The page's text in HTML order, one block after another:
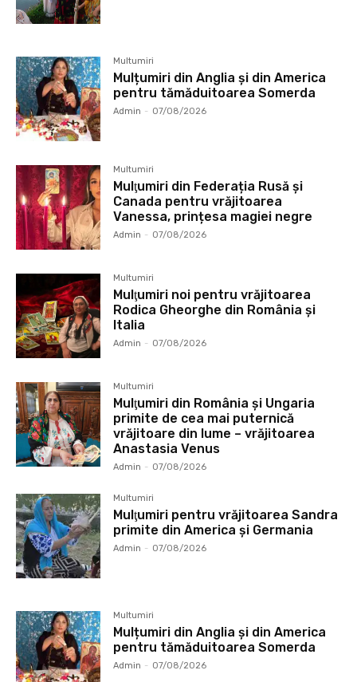
Multumiri
Mulțumiri din Anglia și din America
pentru tămăduitoarea Somerda
Admin - 07/08/2026
Multumiri
Mulţumiri din Federația Rusă și
Canada pentru vrăjitoarea
Vanessa, prințesa magiei negre
Admin - 07/08/2026
Multumiri
Mulţumiri noi pentru vrăjitoarea
Rodica Gheorghe din România și
Italia
Admin - 07/08/2026
Multumiri
Mulţumiri din România și Ungaria
primite de cea mai puternică
vrăjitoare din lume – vrăjitoarea
Anastasia Venus
Admin - 07/08/2026
Multumiri
Mulţumiri pentru vrăjitoarea Sandra
primite din America și Germania
Admin - 07/08/2026
Multumiri
Mulțumiri din Anglia și din America
pentru tămăduitoarea Somerda
Admin - 07/08/2026